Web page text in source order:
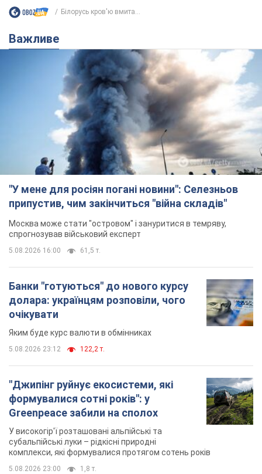
Білорусь кров'ю вмита...
Важливе
"У мене для росіян погані новини": Селезньов
припустив, чим закінчиться "війна складів"
Москва може стати "островом" і зануритися в темряву,
спрогнозував військовий експерт
5.08.2026 16:00 61,5 т.
Банки "готуються" до нового курсу
долара: українцям розповіли, чого
очікувати
Яким буде курс валюти в обмінниках
5.08.2026 23:12 122,2 т.
"Джипінг руйнує екосистеми, які
формувалися сотні років": у
Greenpeace забили на сполох
У високогір'ї розташовані альпійські та
субальпійські луки – рідкісні природні
комплекси, які формувалися протягом сотень років
5.08.2026 23:00 1,8 т.